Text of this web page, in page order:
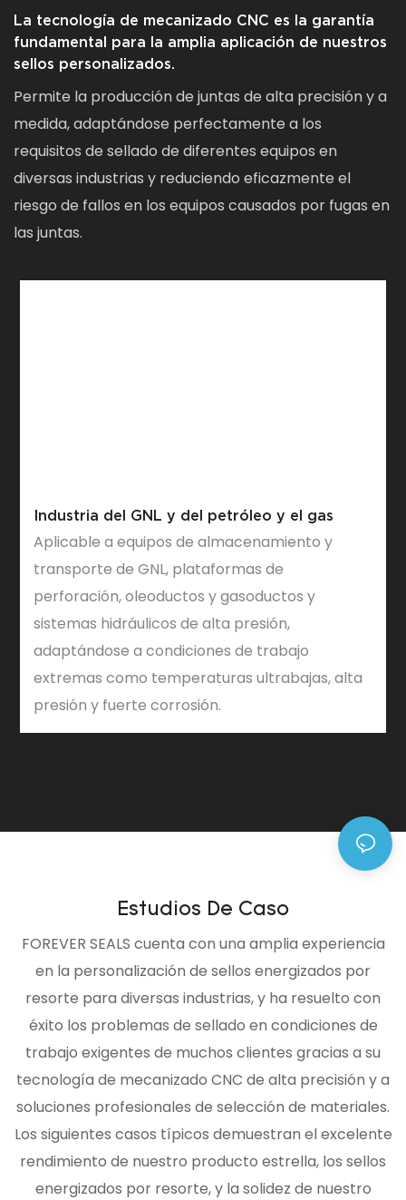
La tecnología de mecanizado CNC es la garantía
fundamental para la amplia aplicación de nuestros
sellos personalizados.
Permite la producción de juntas de alta precisión y a
medida, adaptándose perfectamente a los
requisitos de sellado de diferentes equipos en
diversas industrias y reduciendo eficazmente el
riesgo de fallos en los equipos causados ​​por fugas en
las juntas.
Industria del GNL y del petróleo y el gas
Aplicable a equipos de almacenamiento y
transporte de GNL, plataformas de
perforación, oleoductos y gasoductos y
sistemas hidráulicos de alta presión,
adaptándose a condiciones de trabajo
extremas como temperaturas ultrabajas, alta
presión y fuerte corrosión.
Estudios De Caso
FOREVER SEALS cuenta con una amplia experiencia
en la personalización de sellos energizados por
resorte para diversas industrias, y ha resuelto con
éxito los problemas de sellado en condiciones de
trabajo exigentes de muchos clientes gracias a su
tecnología de mecanizado CNC de alta precisión y a
soluciones profesionales de selección de materiales.
Los siguientes casos típicos demuestran el excelente
rendimiento de nuestro producto estrella, los sellos
energizados por resorte, y la solidez de nuestro